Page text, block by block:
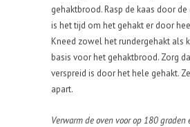
gehaktbrood. Rasp de kaas door
is het tijd om het gehakt er door
Kneed zowel het rundergehakt als
basis voor het gehaktbrood. Zorg
verspreid is door het hele gehakt.
apart.
Verwarm de oven voor op 180 graden